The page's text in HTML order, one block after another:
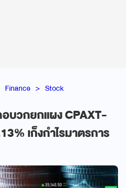
Finance Stock
บวกยกแผง CPAXT-
เก็งกำไรมาตรการ